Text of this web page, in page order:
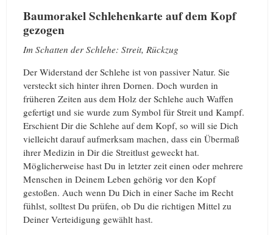
Baumorakel Schlehenkarte auf dem Kopf
gezogen
Im Schatten der Schlehe: Streit, Rückzug
Der Widerstand der Schlehe ist von passiver Natur. Sie
versteckt sich hinter ihren Dornen. Doch wurden in
früheren Zeiten aus dem Holz der Schlehe auch Waffen
gefertigt und sie wurde zum Symbol für Streit und Kampf.
Erschient Dir die Schlehe auf dem Kopf, so will sie Dich
vielleicht darauf aufmerksam machen, dass ein Übermaß
ihrer Medizin in Dir die Streitlust geweckt hat.
Möglicherweise hast Du in letzter zeit einen oder mehrere
Menschen in Deinem Leben gehörig vor den Kopf
gestoßen. Auch wenn Du Dich in einer Sache im Recht
fühlst, solltest Du prüfen, ob Du die richtigen Mittel zu
Deiner Verteidigung gewählt hast.